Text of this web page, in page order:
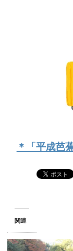
＊「平成芭
関連